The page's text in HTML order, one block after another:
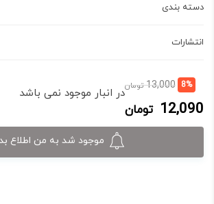
دسته بندی
انتشارات
8%
13,000 تومانقیمت
اصلی:
12,090 تومان
قیمت
فعلی:
12,090 تومان.
در انبار موجود نمی باشد
موجود شد به من اطلاع